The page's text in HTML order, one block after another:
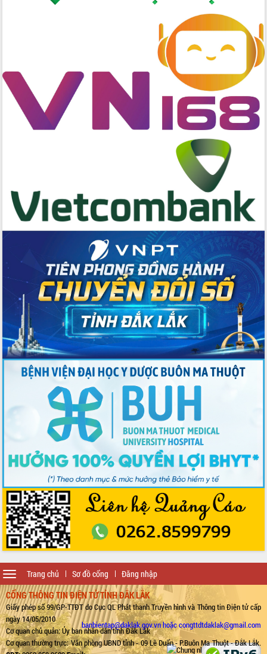
Trang chủ Sơ đồ cổng Đăng nhập
Toggle
navigation
CỔNG THÔNG TIN ĐIỆN TỬ TỈNH ĐẮK LẮK
Giấy phép số 99/GP-TTĐT do Cục QL Phát thanh Truyền hình và Thông tin Điện tử cấp
ngày 14/05/2010
Cơ quan chủ quản: Ủy ban nhân dân tỉnh Đắk Lắk
Cơ quan thường trực: Văn phòng UBND tỉnh - 09 Lê Duẩn - P.Buôn Ma Thuột - Đắk Lắk.
banbientap@daklak.gov.vn hoặc congttdtdaklak@gmail.com